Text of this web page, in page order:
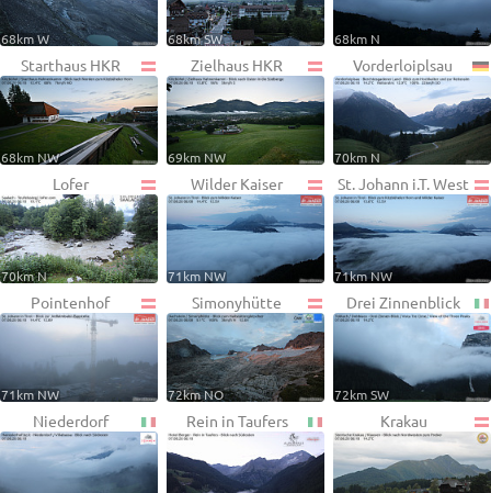
68km W 68km SW 68km N
Starthaus HKR
68km NW
Zielhaus HKR
69km NW
Vorderloiplsau
70km N
Lofer
70km N
Wilder Kaiser
71km NW
St. Johann i.T. West
71km NW
Pointenhof
71km NW
Simonyhütte
72km NO
Drei Zinnenblick
72km SW
Niederdorf Rein in Taufers Krakau